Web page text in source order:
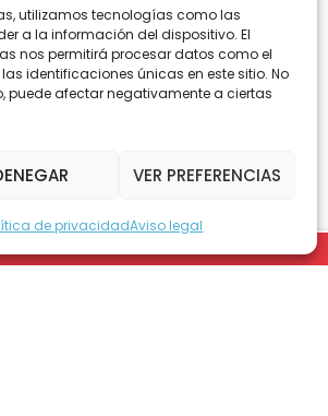
utilizamos tecnologías como las
a la información del dispositivo. El
nos permitirá procesar datos como el
identificaciones únicas en este sitio. No
puede afectar negativamente a ciertas
VER PREFERENCIAS
de privacidadAviso legal
6 de agosto, el jurado
participan de la